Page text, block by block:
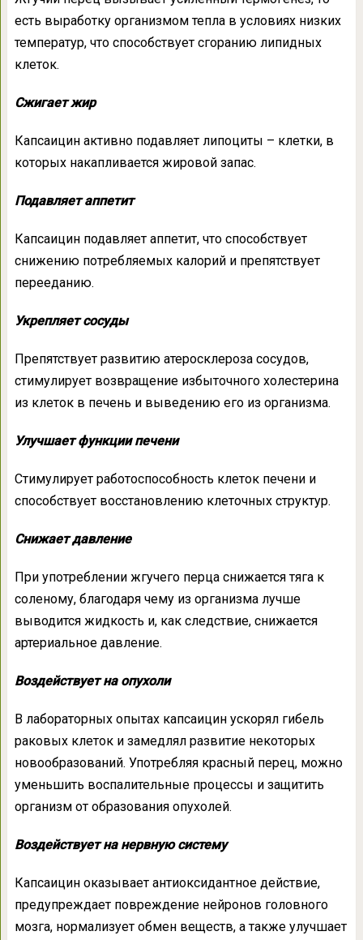
есть выработку организмом тепла в условиях низких
температур, что способствует сгоранию липидных
клеток.
Сжигает жир
Капсаицин активно подавляет липоциты – клетки, в
которых накапливается жировой запас.
Подавляет аппетит
Капсаицин подавляет аппетит, что способствует
снижению потребляемых калорий и препятствует
перееданию.
Укрепляет сосуды
Препятствует развитию атеросклероза сосудов,
стимулирует возвращение избыточного холестерина
из клеток в печень и выведению его из организма.
Улучшает функции печени
Стимулирует работоспособность клеток печени и
способствует восстановлению клеточных структур.
Снижает давление
При употреблении жгучего перца снижается тяга к
соленому, благодаря чему из организма лучше
выводится жидкость и, как следствие, снижается
артериальное давление.
Воздействует на опухоли
В лабораторных опытах капсаицин ускорял гибель
раковых клеток и замедлял развитие некоторых
новообразований. Употребляя красный перец, можно
уменьшить воспалительные процессы и защитить
организм от образования опухолей.
Воздействует на нервную систему
Капсаицин оказывает антиоксидантное действие,
предупреждает повреждение нейронов головного
мозга, нормализует обмен веществ, а также улучшает